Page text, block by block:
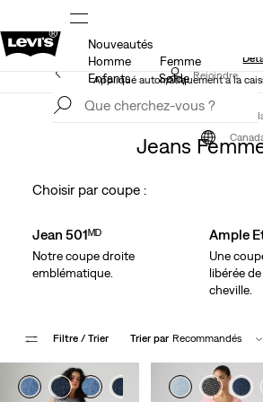
15 % DE RABAIS SUR
Rejoindre
Nouveautés
Homme
Femme
Enfants
Solde
40 % DE RABAIS ADDITIONNEL SUR
Appliqué automatiquement à la
maintenant
Jeans
Choisir par coupe :
Jean 501ᴹᴰ
Notre coupe droite
emblématique.
Ample
Une
libérée
cheville.
Filtre / Trier Trier par Recommandés